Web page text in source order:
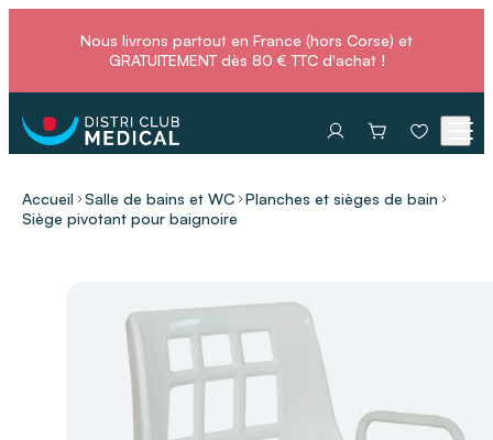
Nous livrons partout en France (hors Corse) et
GRATUITEMENT dès 80 € TTC d'achat !
Accueil Salle de bains et WC Planches et sièges de bain
Siège pivotant pour baignoire